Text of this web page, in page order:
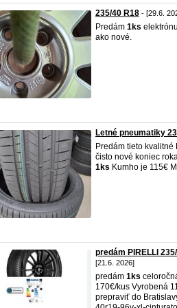
235/40 R18 - [29.6.
Predám 1ks
ako nové.
Letné pneumatiky
Predám tieto
čisto nové koniec
1ks Kumho je 115€
predám PIRELLI
[21.6. 2026]
predám 1ks
170€/kus Vyrobená
prepraviť do